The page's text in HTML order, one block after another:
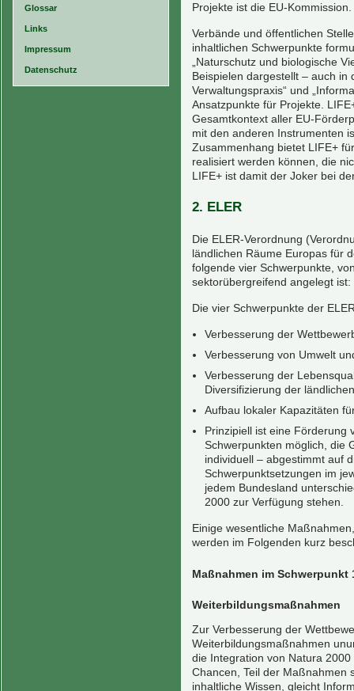
Glossar
Links
Impressum
Datenschutz
Projekte ist die EU-Kommission.
Verbände und öffentlichen
inhaltlichen Schwerpunkte
„Naturschutz und biologische
Beispielen dargestellt – auch in
Verwaltungspraxis“ und
Ansatzpunkte für Projekte.
Gesamtkontext aller EU-
mit den anderen Instrumenten
Zusammenhang bietet LIFE+
realisiert werden können, die
LIFE+ ist damit der Joker bei
2. ELER
Die ELER-Verordnung
ländlichen Räume Europas für
folgende vier Schwerpunkte,
sektorübergreifend angelegt ist:
Die vier Schwerpunkte der
Verbesserung der
Verbesserung von Umwelt
Verbesserung der
Diversifizierung der
Aufbau lokaler Kapazitäten
Prinzipiell ist eine Förderung
Schwerpunkten möglich, die
individuell – abgestimmt auf
Schwerpunktsetzungen im
jedem Bundesland
2000 zur Verfügung stehen.
Einige wesentliche
werden im Folgenden kurz
Maßnahmen im Schwerpunkt
Weiterbildungsmaßnahmen
Zur Verbesserung der
Weiterbildungsmaßnahmen
die Integration von Natura
Chancen, Teil der Maßnahmen
inhaltliche Wissen, gleicht